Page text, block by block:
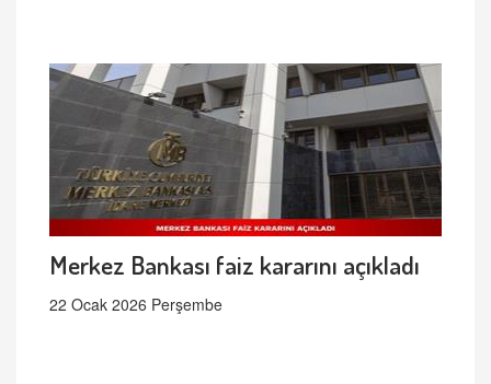
Merkez Bankası faiz kararını açıkladı
22 Ocak 2026 Perşembe